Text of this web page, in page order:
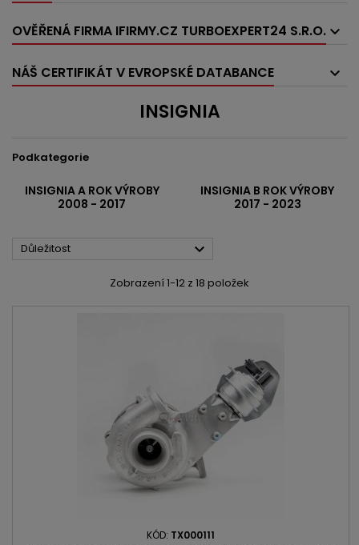
OVĚŘENÁ FIRMA IFIRMY.CZ TURBOEXPERT24 S.R.O.
NÁŠ CERTIFIKÁT V EVROPSKÉ DATABANCE
INSIGNIA
Podkategorie
INSIGNIA A ROK VÝROBY
2008 - 2017
INSIGNIA B ROK VÝROBY
2017 - 2023
Důležitost 
Zobrazení 1-12 z 18 položek
KÓD: TX000111